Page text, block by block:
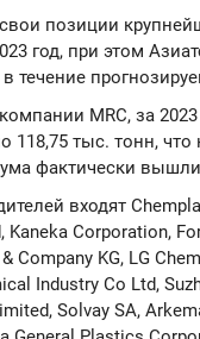
позиции
год, при этом
течение
компании MRC, за
118,75 тыс. тонн, что
фактически
входят
Kaneka Corporation,
Company KG, LG
Industry Co Ltd,
Solvay SA,